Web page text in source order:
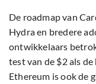
De roadmap van
Hydra en bredere
ontwikkelaars
test van de $2 als
Ethereum is ook de